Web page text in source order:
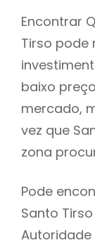
Encontrar
Tirso pode
baixo
mercado,
vez que
zona
Pode
Santo
Autoridade